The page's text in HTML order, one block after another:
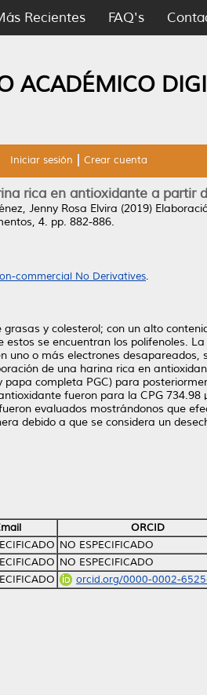
Recientes FAQ's
ACADÉMICO
Iniciar sesión Crear cuenta
rica en antioxidante a partir
Jenny Rosa Elvira (2019)
4. pp. 882-886.
commercial No Derivatives.
y colesterol; con un alto
se encuentran los polifenoles.
o más electrones desapareados,
de una harina rica en
completa PGC) para
fueron para la CPG 734.98
evaluados mostrándonos que
debido a que se considera un
ORCID
NO ESPECIFICADO
NO ESPECIFICADO
orcid.org/0000-0002-